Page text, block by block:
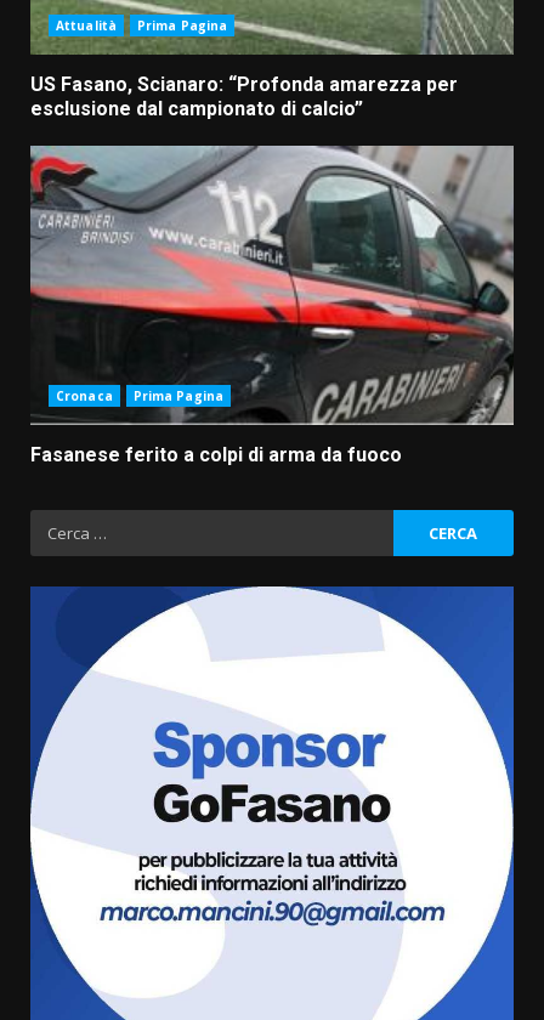
Attualità Prima Pagina
US Fasano, Scianaro: “Profonda amarezza per
esclusione dal campionato di calcio”
Cronaca Prima Pagina
Fasanese ferito a colpi di arma da fuoco
Ricerca
per:
Fasanese ferito a colpi di arma
da fuoco
6 Agosto 2026 18:13
Carta d’identità: continua il piano
di aperture straordinarie del
Comune di Fasano